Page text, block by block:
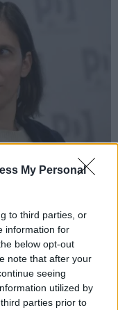
My Personal
to third parties, or
information for
below opt-out
note that after your
seeing
utilized by
parties prior to
Unite ed è una
di navigazione.
governo uno sforzo
il fuoco immediato.
massacro di
del Pd, ospite di